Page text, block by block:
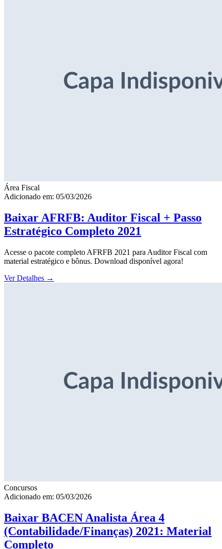
Área Fiscal
Adicionado em: 05/03/2026
Baixar AFRFB: Auditor Fiscal + Passo
Estratégico Completo 2021
Acesse o pacote completo AFRFB 2021 para Auditor Fiscal com
material estratégico e bônus. Download disponível agora!
Ver Detalhes →
Concursos
Adicionado em: 05/03/2026
Baixar BACEN Analista Área 4
(Contabilidade/Finanças) 2021: Material
Completo